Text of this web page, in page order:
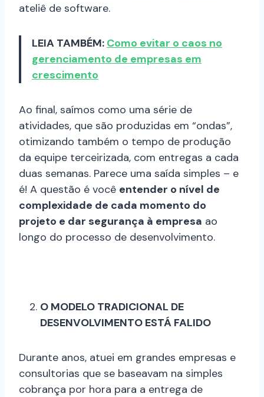
ateliê de software.
LEIA TAMBÉM: Como evitar o caos no
gerenciamento de empresas em
crescimento
Ao final, saímos como uma série de
atividades, que são produzidas em “ondas”,
otimizando também o tempo de produção
da equipe terceirizada, com entregas a cada
duas semanas. Parece uma saída simples – e
é! A questão é você entender o nível de
complexidade de cada momento do
projeto e dar segurança à empresa ao
longo do processo de desenvolvimento.
O MODELO TRADICIONAL DE
DESENVOLVIMENTO ESTÁ FALIDO
Durante anos, atuei em grandes empresas e
consultorias que se baseavam na simples
cobrança por hora para a entrega de